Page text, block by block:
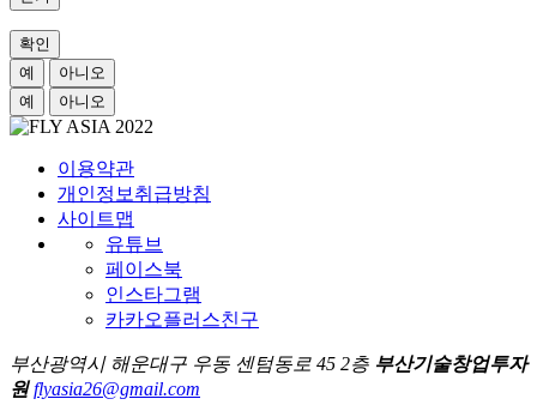
확인
예
아니오
예
아니오
이용약관
개인정보취급방침
사이트맵
유튜브
페이스북
인스타그램
카카오플러스친구
부산광역시 해운대구 우동 센텀동로 45 2층 부산기술창업투자
원 flyasia26@gmail.com